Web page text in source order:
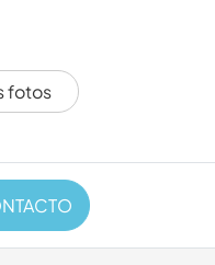
fotos